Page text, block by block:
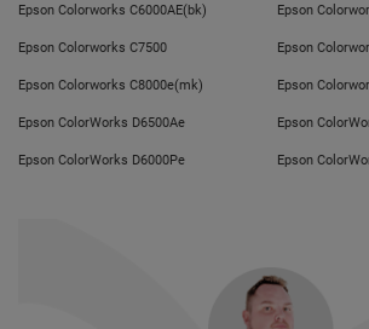
Epson Colorworks C6000AE(bk) Epson
Epson Colorworks C7500 Epson
Epson Colorworks C8000e(mk) Epson
Epson ColorWorks D6500Ae Epson
Epson ColorWorks D6000Pe Epson